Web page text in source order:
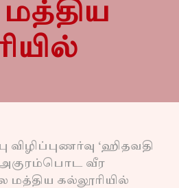
‘ஹிதவதி
– அகுரம்பொட வீர
கல்லூரியில்